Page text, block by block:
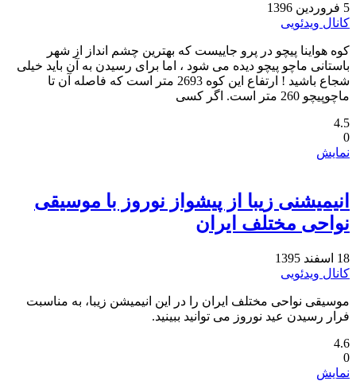
5 فروردین 1396
کانال ویدئویی
کوه هواینا پیچو در پرو جاییست که بهترین چشم انداز از شهر
باستانی ماچو پیچو دیده می شود ، اما برای رسیدن به آن باید خیلی
‏شجاع باشید ! ارتفاع این کوه 2693 متر است که فاصله آن تا
ماچوپیچو 260 متر است. اگر کسی
4.5
0
نمایش
انیمیشنی زیبا از پیشواز نوروز با موسیقی
نواحی مختلف ایران
18 اسفند 1395
کانال ویدئویی
موسیقی نواحی مختلف ایران را در این انیمیشن زیبا، به مناسبت
فرار رسیدن عید نوروز می توانید ببینید. ‏ ‏ ‏
4.6
0
نمایش